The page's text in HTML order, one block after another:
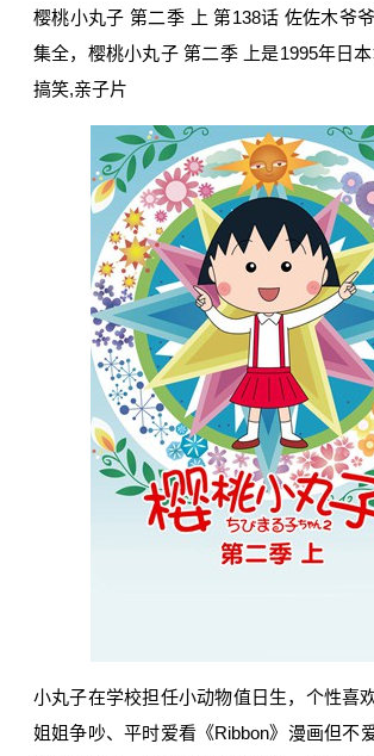
樱桃小丸子 第二季 上 第138话 佐佐木爷
集全，樱桃小丸子 第二季 上是1995年日
搞笑,亲子片
小丸子在学校担任小动物值日生，个性喜
姐姐争吵、平时爱看《Ribbon》漫画但不